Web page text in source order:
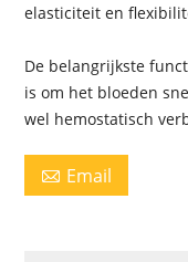
elasticiteit en
De belangrijkste
is om het bloeden
wel hemostatisch
 Email